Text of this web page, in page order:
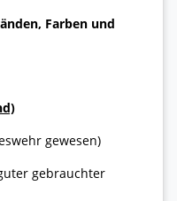
Farben und
gewesen)
gebrauchter